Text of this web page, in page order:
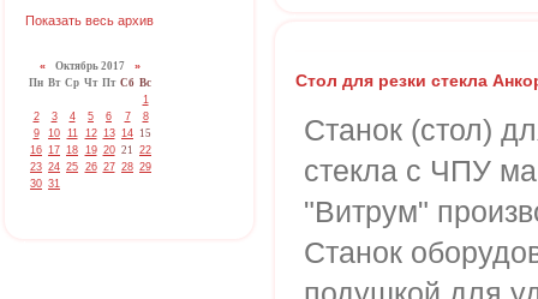
Показать весь архив
« Октябрь 2017 »
Пн Вт Ср Чт Пт Сб Вс
1
2
3 4 5 6 7
8
9
10 11 12 13 14 15
16 17 18 19 20 21 22
23 24 25 26 27 28 29
30 31
Стол для резки стекла
Станок (стол)
стекла с ЧПУ
"Витрум"
Станок